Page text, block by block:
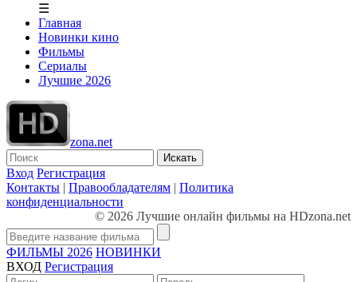
☰
Главная
Новинки кино
Фильмы
Сериалы
Лучшие 2026
zona.net
Искать
Вход Регистрация
Контакты | Правообладателям | Политика
конфиденциальности
© 2026 Лучшие онлайн фильмы на HDzona.net
ФИЛЬМЫ 2026 НОВИНКИ
ВХОД Регистрация